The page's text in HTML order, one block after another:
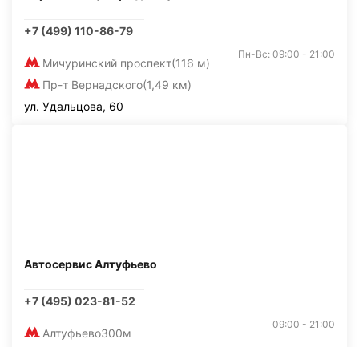
+7 (499) 110-86-79
Мичуринский проспект(116 м)
Пр-т Вернадского(1,49 км)
Пн-Вс: 09:00 - 21:00
ул. Удальцова, 60
Автосервис Алтуфьево
+7 (495) 023-81-52
Алтуфьево300м
09:00 - 21:00